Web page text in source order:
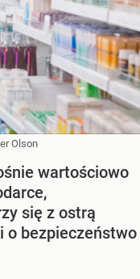
Olson
wartościowo
się z ostrą
o bezpieczeństwo